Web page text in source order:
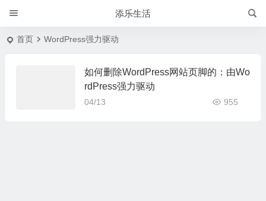
添乐生活
首页 WordPress强力驱动
如何删除WordPress网站页脚的：由Wo
rdPress强力驱动
04/13 955